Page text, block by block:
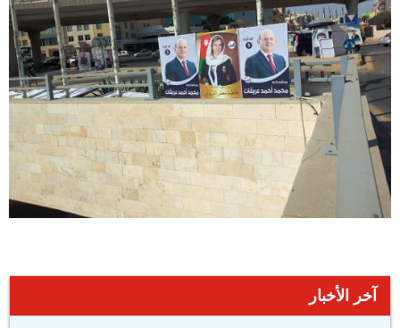
آخر الأخبار